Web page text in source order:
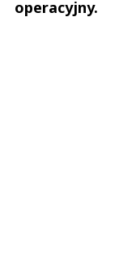
operacyjny.